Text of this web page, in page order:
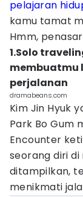
pelajaran
kamu tamat
Hmm,
1.Solo
membuatmu
perjalanan
dramabeans.com
Kim Jin Hyuk
Park Bo Gum
Encounter
seorang diri di
ditampilkan,
menikmati